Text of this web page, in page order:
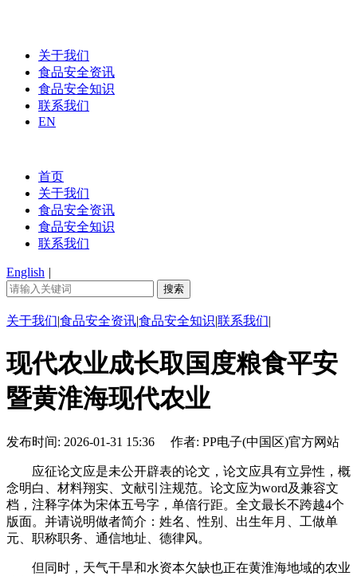
关于我们
食品安全资讯
食品安全知识
联系我们
EN
首页
关于我们
食品安全资讯
食品安全知识
联系我们
English |
关于我们|食品安全资讯|食品安全知识|联系我们|
现代农业成长取国度粮食平安
暨黄淮海现代农业
发布时间: 2026-01-31 15:36 作者: PP电子(中国区)官方网站
应征论文应是未公开辟表的论文，论文应具有立异性，概
念明白、材料翔实、文献引注规范。论文应为word及兼容文
档，注释字体为宋体五号字，单倍行距。全文最长不跨越4个
版面。并请说明做者简介：姓名、性别、出生年月、工做单
元、职称职务、通信地址、德律风。
但同时，天气干旱和水资本欠缺也正在黄淮海地域的农业